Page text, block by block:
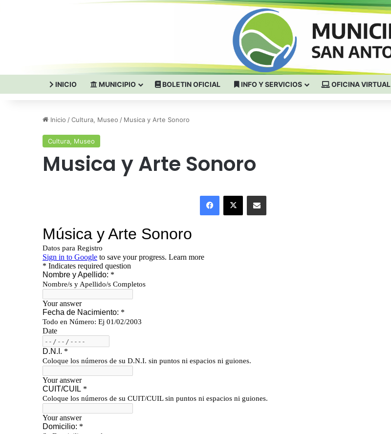
INICIO MUNICIPIO BOLETIN OFICIAL INFO Y SERVICIOS OFICINA VIRTUAL
Inicio /Cultura, Museo / Musica y Arte Sonoro
Cultura, Museo
Musica y Arte Sonoro
Facebook
X Compartir por correo electrónico